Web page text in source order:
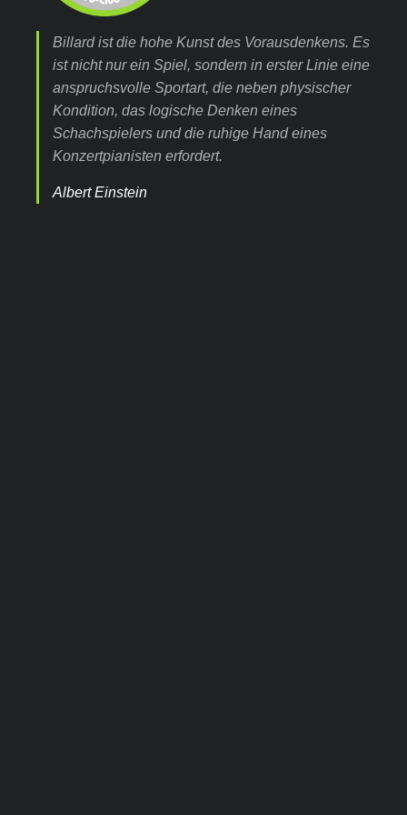
Billard ist die hohe Kunst des Vorausdenkens. Es
ist nicht nur ein Spiel, sondern in erster Linie eine
anspruchsvolle Sportart, die neben physischer
Kondition, das logische Denken eines
Schachspielers und die ruhige Hand eines
Konzertpianisten erfordert.
Albert Einstein